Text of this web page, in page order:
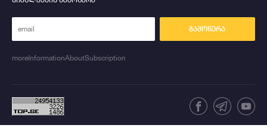
გამოწერა
moreInformationAboutSubscription